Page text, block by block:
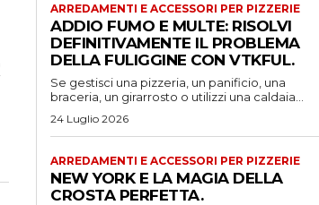
ARREDAMENTI E ACCESSORI PER PIZZERIE
ADDIO FUMO E MULTE: RISOLVI
DEFINITIVAMENTE IL PROBLEMA
DELLA FULIGGINE CON VTKFUL.
Se gestisci una pizzeria, un panificio, una
braceria, un girarrosto o utilizzi una caldaia...
24 Luglio 2026
ARREDAMENTI E ACCESSORI PER PIZZERIE
NEW YORK E LA MAGIA DELLA
CROSTA PERFETTA.